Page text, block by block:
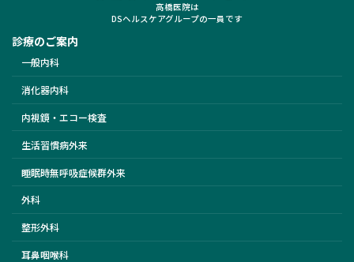
高橋医院は
DSヘルスケアグループの一員です
診療のご案内
一般内科
消化器内科
内視鏡・エコー検査
生活習慣病外来
睡眠時無呼吸症候群外来
外科
整形外科
耳鼻咽喉科